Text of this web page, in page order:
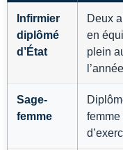
Infirmier
diplômé
d’État
Deux
en
plein
Sage-
femme
femme